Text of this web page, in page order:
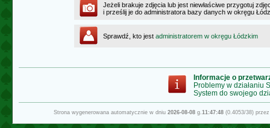
Jeżeli brakuje zdjęcia lub jest niewłaściwe przygotuj
i prześlij je do administratora bazy danych w okręgu
Sprawdź, kto jest administratorem w okręgu Łódzkim
Informacje o
Problemy w działaniu
System do swojego
Strona wygenerowana automatycznie w dniu 2026-08-08g.11:47:48(0.4053/38)